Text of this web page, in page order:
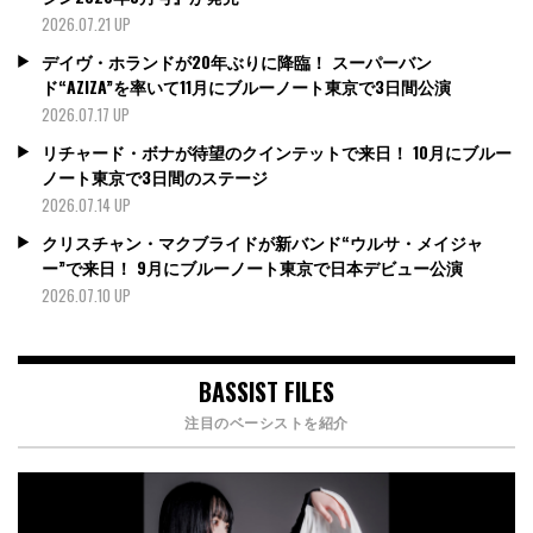
2026.07.21 UP
デイヴ・ホランドが20年ぶりに降臨！ スーパーバン
ド“AZIZA”を率いて11月にブルーノート東京で3日間公演
2026.07.17 UP
リチャード・ボナが待望のクインテットで来日！ 10月にブルー
ノート東京で3日間のステージ
2026.07.14 UP
クリスチャン・マクブライドが新バンド“ウルサ・メイジャ
ー”で来日！ 9月にブルーノート東京で日本デビュー公演
2026.07.10 UP
BASSIST FILES
注目のベーシストを紹介